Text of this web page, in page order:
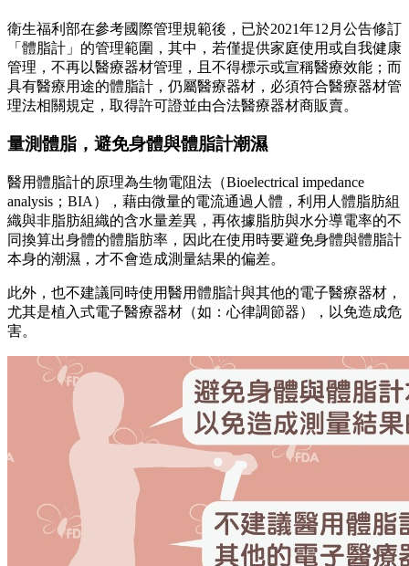
衛生福利部在參考國際管理規範後，已於2021年12月公告修訂
「體脂計」的管理範圍，其中，若僅提供家庭使用或自我健康
管理，不再以醫療器材管理，且不得標示或宣稱醫療效能；而
具有醫療用途的體脂計，仍屬醫療器材，必須符合醫療器材管
理法相關規定，取得許可證並由合法醫療器材商販賣。
量測體脂，避免身體與體脂計潮濕
醫用體脂計的原理為生物電阻法（Bioelectrical impedance
analysis；BIA），藉由微量的電流通過人體，利用人體脂肪組
織與非脂肪組織的含水量差異，再依據脂肪與水分導電率的不
同換算出身體的體脂肪率，因此在使用時要避免身體與體脂計
本身的潮濕，才不會造成測量結果的偏差。
此外，也不建議同時使用醫用體脂計與其他的電子醫療器材，
尤其是植入式電子醫療器材（如：心律調節器），以免造成危
害。